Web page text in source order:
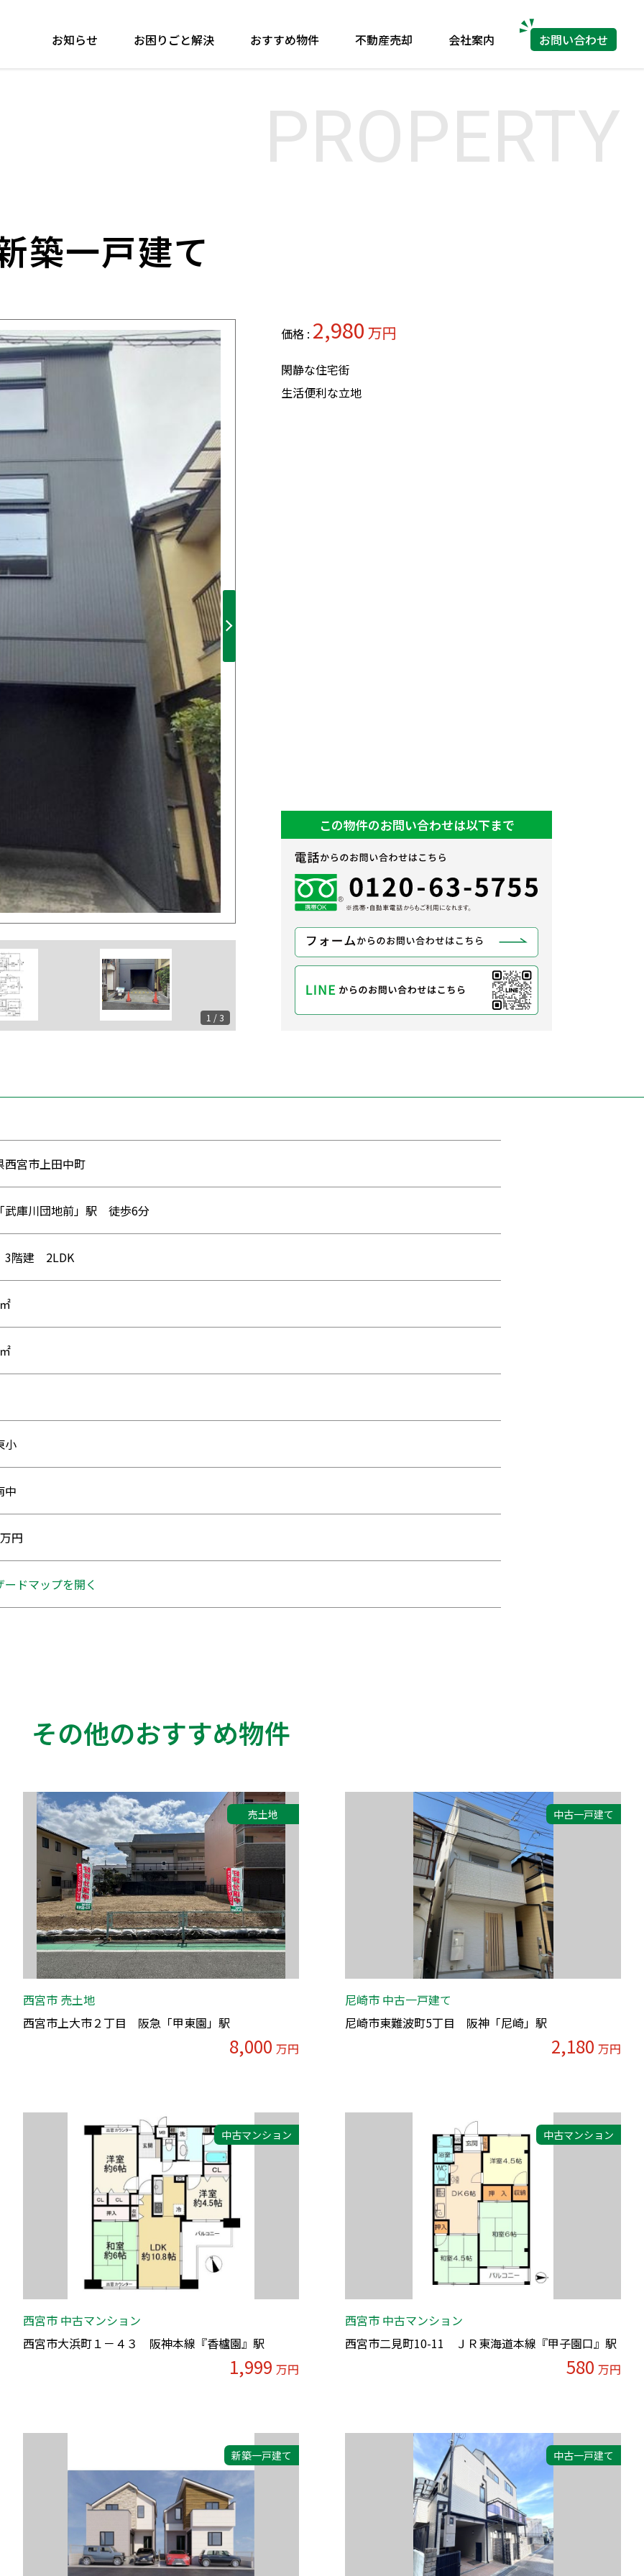
お知らせ お困りごと解決 おすすめ物件 不動産売却 会社案内 お問い合わせ
PROPERTY
築一戸建て
1 / 3
価格 : 2,980 万円
閑静な住宅街
生活便利な立地
この物件のお問い合わせは以下まで
西宮市上田中町
武庫川団地前」駅 徒歩6分
階建 2LDK
小
中
円
ドマップを開く
その他のおすすめ物件
売土地
西宮市 売土地
西宮市上大市２丁目 阪急「甲東園」駅
8,000 万円
中古一戸建て
尼崎市 中古一戸建て
尼崎市東難波町5丁目 阪神「尼崎」駅
2,180 万円
中古マンション
西宮市 中古マンション
西宮市大浜町１－４３ 阪神本線『香櫨園』駅
1,999 万円
中古マンション
西宮市 中古マンション
西宮市二見町10-11 ＪＲ東海道本線『甲子園口』駅
580 万円
新築一戸建て 中古一戸建て